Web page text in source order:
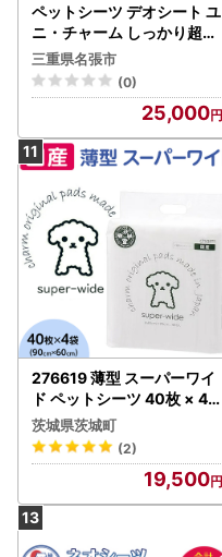
ペットシーツ デオシート ユ
ニ・チャーム しっかり超吸
収無香消臭 ワイド 【54枚×
4】 ペットシーツ
三重県名張市
(0)
25,000
276619 薄型 スーパーワイ
ド ペットシーツ 40枚 × 4袋
1回交換タイプ 国産 ペット
シート 341
茨城県茨城町
(2)
19,500